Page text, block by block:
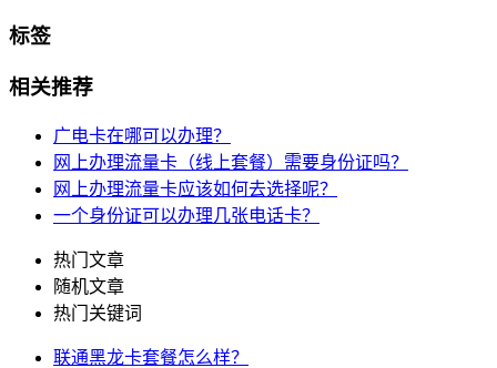
标签
相关推荐
广电卡在哪可以办理？
网上办理流量卡（线上套餐）需要身份证吗？
网上办理流量卡应该如何去选择呢？
一个身份证可以办理几张电话卡？
热门文章
随机文章
热门关键词
联通黑龙卡套餐怎么样？